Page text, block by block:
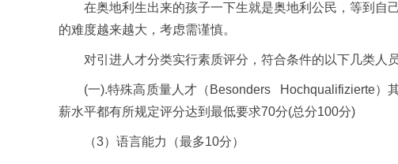
在奥地利生出来的孩子一下生就是奥地利公民，等到自
的难度越来越大，考虑需谨慎。
对引进人才分类实行素质评分，符合条件的以下几类人
(一).特殊高质量人才（Besonders Hochqualifizierte）其
薪水平都有所规定评分达到最低要求70分(总分100分)
（3）语言能力（最多10分）